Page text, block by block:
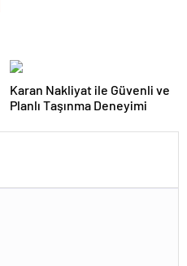
Karan Nakliyat ile Güvenli ve
Planlı Taşınma Deneyimi